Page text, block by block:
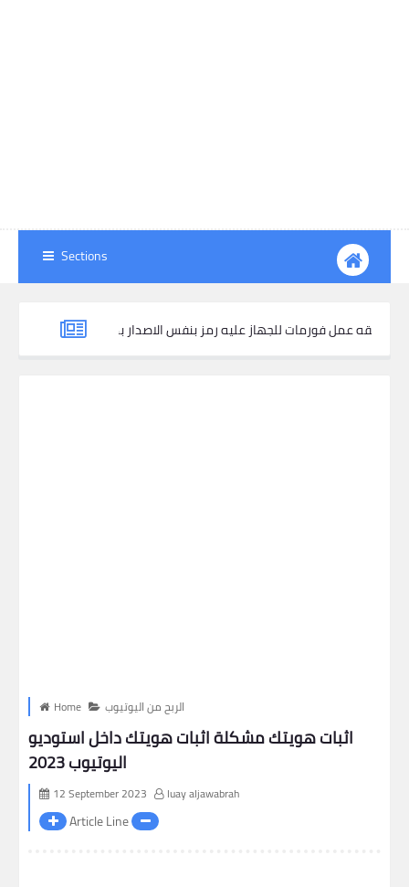
Sections
اصدار صيني وطريقه عمل فورمات للجهاز عليه رمز بنفس الاصدار بدون رفعه
Home الربح من اليوتيوب
اثبات هويتك مشكلة اثبات هويتك داخل استوديو
اليوتيوب 2023
12 September 2023 luay aljawabrah
Article Line